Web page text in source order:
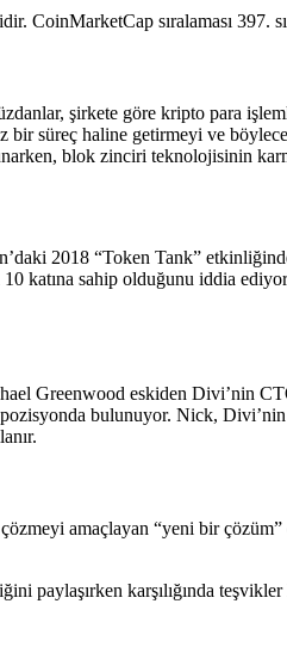
CoinMarketCap sıralaması 397.
şirkete göre kripto para
süreç haline getirmeyi ve
blok zinciri teknolojisinin
2018 “Token Tank”
katına sahip olduğunu iddia
Greenwood eskiden Divi’nin
bulunuyor. Nick,
amaçlayan “yeni bir
karşılığında